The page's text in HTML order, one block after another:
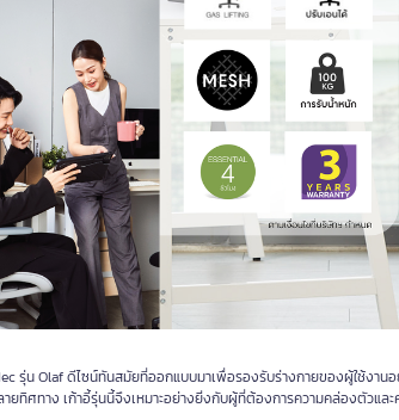
รุ่น Olaf ดีไซน์ทันสมัยที่ออกแบบมาเพื่อรองรับร่างกายของผู้ใช้งา
ทิศทาง เก้าอี้รุ่นนี้จึงเหมาะอย่างยิ่งกับผู้ที่ต้องการความคล่องตัวและ